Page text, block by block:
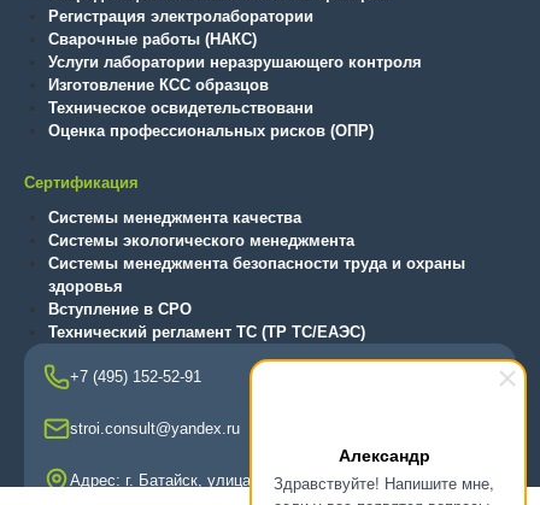
Александр
Здравствуйте! Напишите мне,
Регистрация электролаборатории
Сварочные работы (НАКС)
Услуги лаборатории неразрушающего контроля
Изготовление КСС образцов
Техническое освидетельствовани
Оценка профессиональных рисков (ОПР)
Сертификация
Системы менеджмента качества
Системы экологического менеджмента
Системы менеджмента безопасности труда и охраны
здоровья
Вступление в СРО
Технический регламент ТС (ТР ТС/ЕАЭС)
+7 (495) 152-52-91
stroi.consult@yandex.ru
Адрес: г. Батайск, улица Комарова, 171